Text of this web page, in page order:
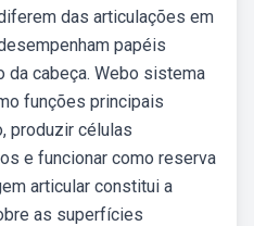
das articulações em
papéis
da cabeça. Webo sistema
funções principais
produzir células
e funcionar como reserva
articular constitui a
as superfícies